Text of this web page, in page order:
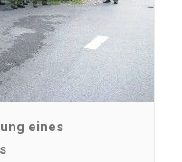
eines